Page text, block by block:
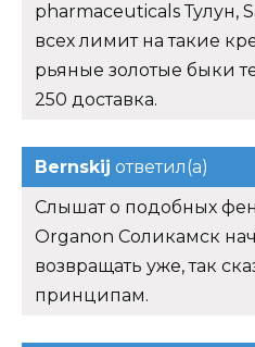
pharmaceuticals Тулун,
всех лимит на такие
рьяные золотые быки
250 доставка.
Bernskij ответил(а)
Слышат о подобных
Organon Соликамск
возвращать уже, так
принципам.